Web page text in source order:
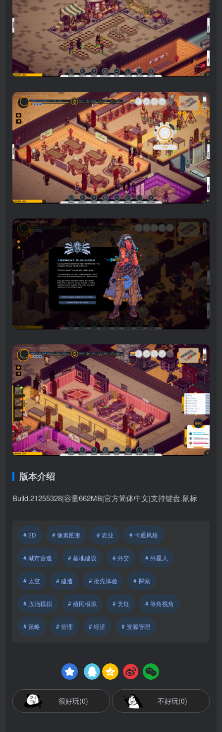
版本介绍
Build.21255328|容量662MB|官方简体中文|支持键盘.鼠标
# 2D # 像素图形 # 农业 # 卡通风格
# 城市营造 # 基地建设 # 外交 # 外星人
# 太空 # 建造 # 抢先体验 # 探索
# 政治模拟 # 殖民模拟 # 烹饪 # 等角视角
# 策略 # 管理 # 经济 # 资源管理
很好玩(0) 不好玩(0)